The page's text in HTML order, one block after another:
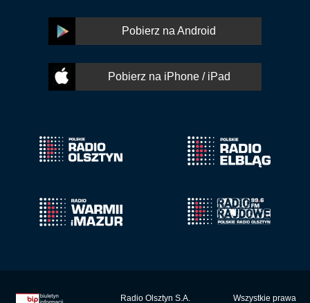
Pobierz na Android
Pobierz na iPhone / iPad
Radio Olsztyn S.A. Wszystkie prawa